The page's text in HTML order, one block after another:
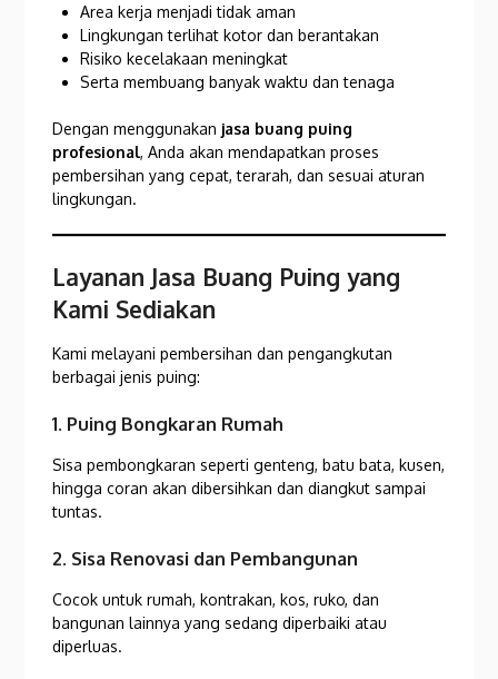
Area kerja menjadi tidak aman
Lingkungan terlihat kotor dan berantakan
Risiko kecelakaan meningkat
Serta membuang banyak waktu dan tenaga
Dengan menggunakan jasa buang puing
profesional, Anda akan mendapatkan proses
pembersihan yang cepat, terarah, dan sesuai aturan
lingkungan.
Layanan Jasa Buang Puing yang
Kami Sediakan
Kami melayani pembersihan dan pengangkutan
berbagai jenis puing:
1. Puing Bongkaran Rumah
Sisa pembongkaran seperti genteng, batu bata, kusen,
hingga coran akan dibersihkan dan diangkut sampai
tuntas.
2. Sisa Renovasi dan Pembangunan
Cocok untuk rumah, kontrakan, kos, ruko, dan
bangunan lainnya yang sedang diperbaiki atau
diperluas.